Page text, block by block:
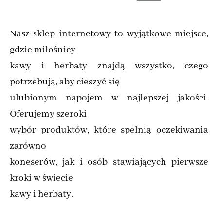
Nasz sklep internetowy to wyjątkowe miejsce,
gdzie miłośnicy
kawy i herbaty znajdą wszystko, czego
potrzebują, aby cieszyć się
ulubionym napojem w najlepszej jakości.
Oferujemy szeroki
wybór produktów, które spełnią oczekiwania
zarówno
koneserów, jak i osób stawiających pierwsze
kroki w świecie
kawy i herbaty.